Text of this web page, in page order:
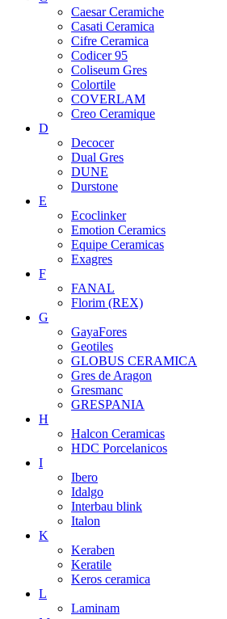
Caesar Ceramiche
Casati Ceramica
Cifre Ceramica
Codicer 95
Coliseum Gres
Colortile
COVERLAM
Creo Ceramique
D
Decocer
Dual Gres
DUNE
Durstone
E
Ecoclinker
Emotion Ceramics
Equipe Ceramicas
Exagres
F
FANAL
Florim (REX)
G
GayaFores
Geotiles
GLOBUS CERAMICA
Gres de Aragon
Gresmanc
GRESPANIA
H
Halcon Ceramicas
HDC Porcelanicos
I
Ibero
Idalgo
Interbau blink
Italon
K
Keraben
Keratile
Keros ceramica
L
Laminam